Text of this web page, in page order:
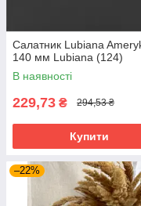
Салатник Lubiana
140 мм Lubiana (124)
В наявності
229,73 ₴ 294,53 ₴
Купити
–22%